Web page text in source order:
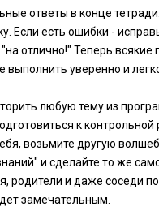
ответы в конце
Если есть ошибки -
отлично!" Теперь всякие
уверенно и
любую тему из
к контрольной
возьмите другую
и сделайте то же
родители и даже соседи по
замечательным.